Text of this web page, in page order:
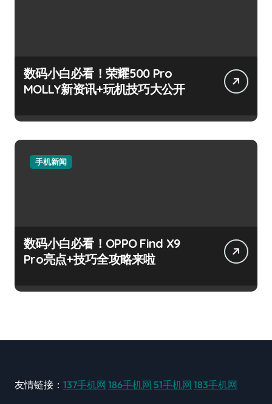
数码小白必看！荣耀500 Pro
MOLLY新资讯+玩机技巧大公开
手机新闻
数码小白必看！OPPO Find X9
Pro亮点+技巧全攻略来啦
友情链接： 137手机网 186手机网 51手机网 183手机网